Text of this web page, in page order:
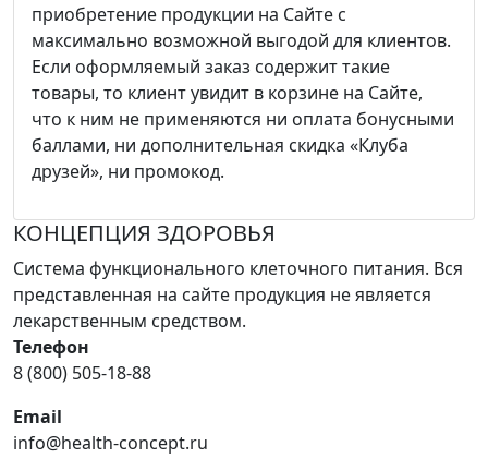
приобретение продукции на Сайте с
максимально возможной выгодой для клиентов.
Если оформляемый заказ содержит такие
товары, то клиент увидит в корзине на Сайте,
что к ним не применяются ни оплата бонусными
баллами, ни дополнительная скидка «Клуба
друзей», ни промокод.
КОНЦЕПЦИЯ ЗДОРОВЬЯ
Система функционального клеточного питания. Вся
представленная на сайте продукция не является
лекарственным средством.
Телефон
8 (800) 505-18-88
Email
info@health-concept.ru